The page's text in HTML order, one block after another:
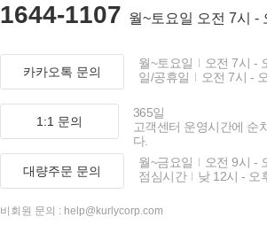
1644-1107 월~토요일 오전 7시 -
카카오톡 문의
월~토요일
오전 7시 -
일/공휴일
오전 7시 -
1:1 문의
365일
고객센터 운영시간에 순
다.
대량주문 문의
월~금요일
오전 9시 -
점심시간
낮 12시 - 오
비회원 문의 : help@kurlycorp.com